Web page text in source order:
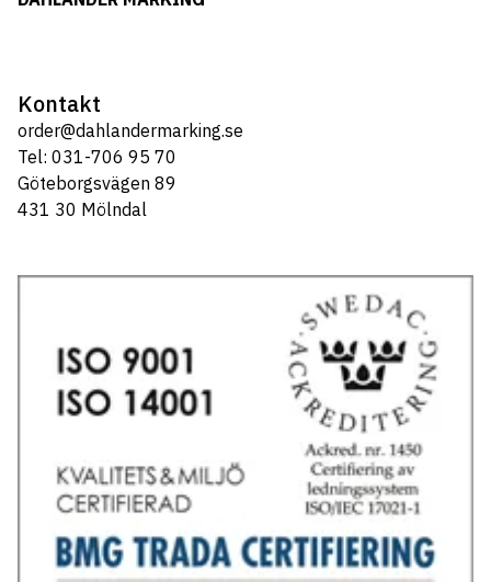
Kontakt
order@dahlandermarking.se
Tel: 031-706 95 70
Göteborgsvägen 89
431 30 Mölndal